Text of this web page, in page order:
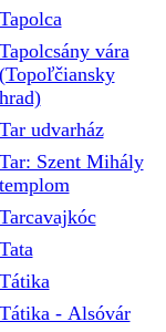
Tapolca
Tapolcsány vára
(Topoľčiansky
hrad)
Tar udvarház
Tar: Szent Mihály
templom
Tarcavajkóc
Tata
Tátika
Tátika - Alsóvár